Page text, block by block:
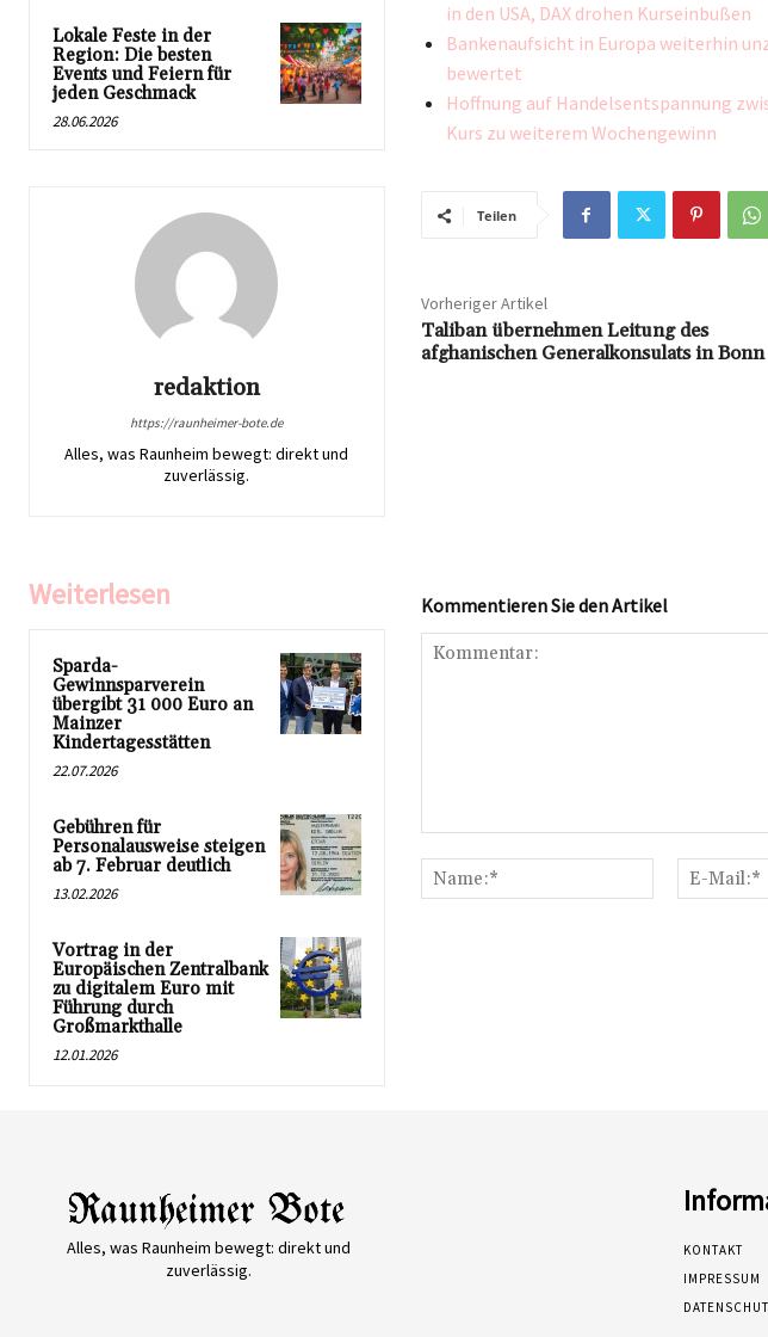
Lokale Feste in der
Region: Die besten
Events und Feiern für
jeden Geschmack
28.06.2026
redaktion
https://raunheimer-bote.de
Alles, was Raunheim bewegt: direkt und
zuverlässig.
in den USA, DAX drohen Kurseinbußen
Bankenaufsicht in Europa weiterhin
bewertet
Hoffnung auf Handelsentspannung
Kurs zu weiterem Wochengewinn
Teilen
Vorheriger Artikel
Taliban übernehmen Leitung des
afghanischen Generalkonsulats in Bonn
Weiterlesen
Sparda-
Gewinnsparverein
übergibt 31 000 Euro an
Mainzer
Kindertagesstätten
22.07.2026
Gebühren für
Personalausweise steigen
ab 7. Februar deutlich
13.02.2026
Vortrag in der
Europäischen Zentralbank
zu digitalem Euro mit
Führung durch
Großmarkthalle
12.01.2026
Kommentieren Sie den Artikel
Name:*
Alles, was Raunheim bewegt: direkt und
zuverlässig.
KONTAKT
IMPRESSUM